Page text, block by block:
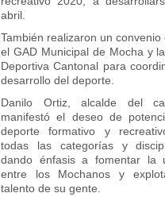
abril.
También realizaron un convenio
el GAD Municipal de Mocha y
Deportiva Cantonal para
desarrollo del deporte.
Danilo Ortiz, alcalde del
manifestó el deseo de
deporte formativo y
todas las categorías y
dando énfasis a fomentar la
entre los Mochanos y
talento de su gente.